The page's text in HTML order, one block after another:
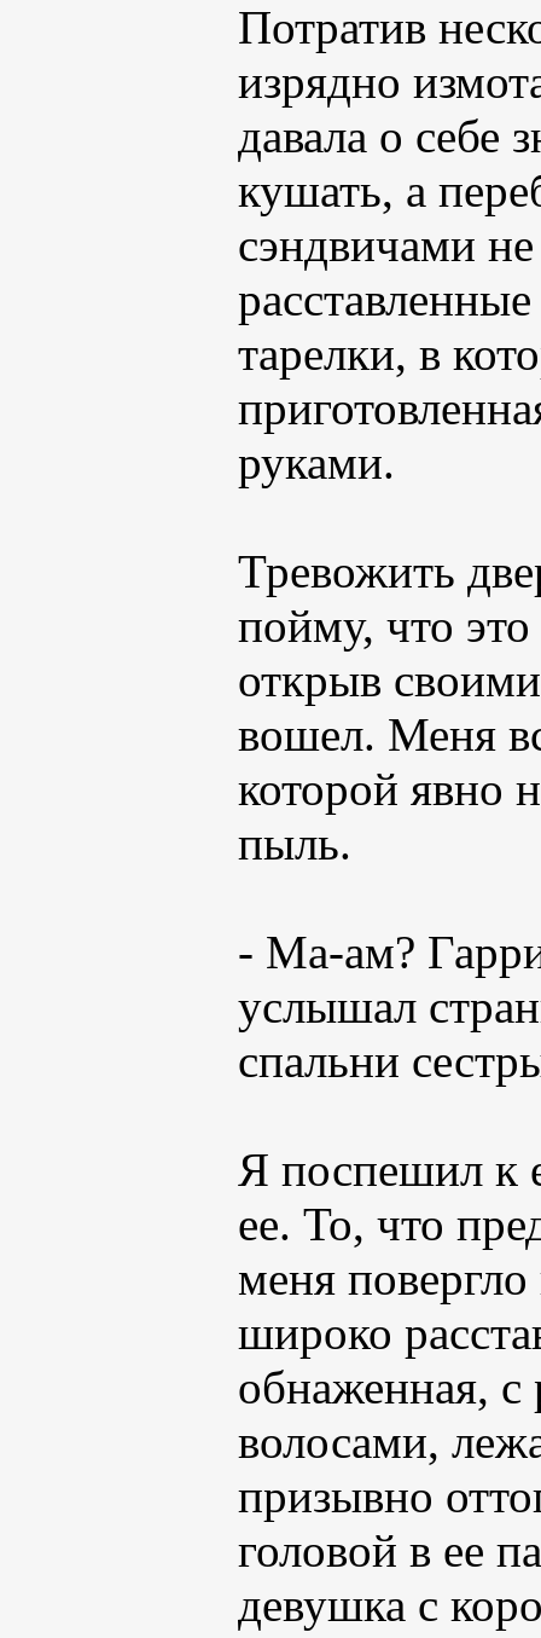
Потратив
изрядно
давала о себе
кушать, а
сэндвичами
тарелки, в
руками.
Тревожить
пойму, что
открыв
вошел. Меня
которой явно
пыль.
- Ма-ам?
услышал
спальни
Я поспешил к
ее. То, что
меня
широко
обнаженная,
волосами,
призывно
головой в ее
девушка с